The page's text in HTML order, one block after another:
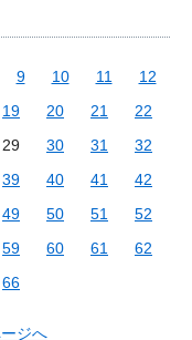
9 10 11
12
19 20 21
22
29 30 31
32
39 40 41
42
49 50 51
52
59 60 61
62
66
ジへ